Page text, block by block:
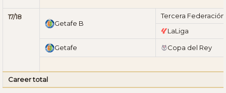
17/18
Getafe B
Tercera
LaLiga
Getafe Copa del Rey
Career total